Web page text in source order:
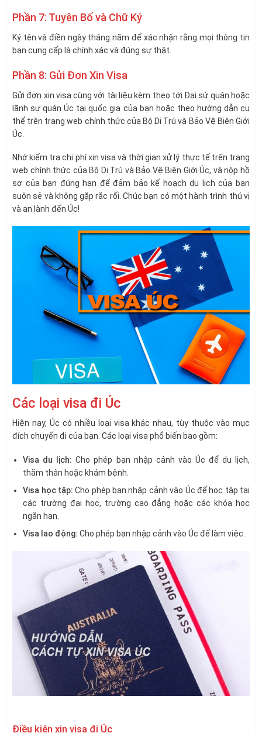
Phần 7: Tuyên Bố và Chữ Ký
Ký tên và điền ngày tháng năm để xác nhận rằng mọi thông tin
bạn cung cấp là chính xác và đúng sự thật.
Phần 8: Gửi Đơn Xin Visa
Gửi đơn xin visa cùng với tài liệu kèm theo tới Đại sứ quán hoặc
lãnh sự quán Úc tại quốc gia của bạn hoặc theo hướng dẫn cụ
thể trên trang web chính thức của Bộ Di Trú và Bảo Vệ Biên Giới
Úc.
Nhớ kiểm tra chi phí xin visa và thời gian xử lý thực tế trên trang
web chính thức của Bộ Di Trú và Bảo Vệ Biên Giới Úc, và nộp hồ
sơ của bạn đúng hạn để đảm bảo kế hoạch du lịch của bạn
suôn sẻ và không gặp rắc rối. Chúc bạn có một hành trình thú vị
và an lành đến Úc!
Các loại visa đi Úc
Hiện nay, Úc có nhiều loại visa khác nhau, tùy thuộc vào mục
đích chuyến đi của bạn. Các loại visa phổ biến bao gồm:
Visa du lịch: Cho phép bạn nhập cảnh vào Úc để du lịch,
thăm thân hoặc khám bệnh.
Visa học tập: Cho phép bạn nhập cảnh vào Úc để học tập tại
các trường đại học, trường cao đẳng hoặc các khóa học
ngắn hạn.
Visa lao động: Cho phép bạn nhập cảnh vào Úc để làm việc.
Điều kiện xin visa đi Úc